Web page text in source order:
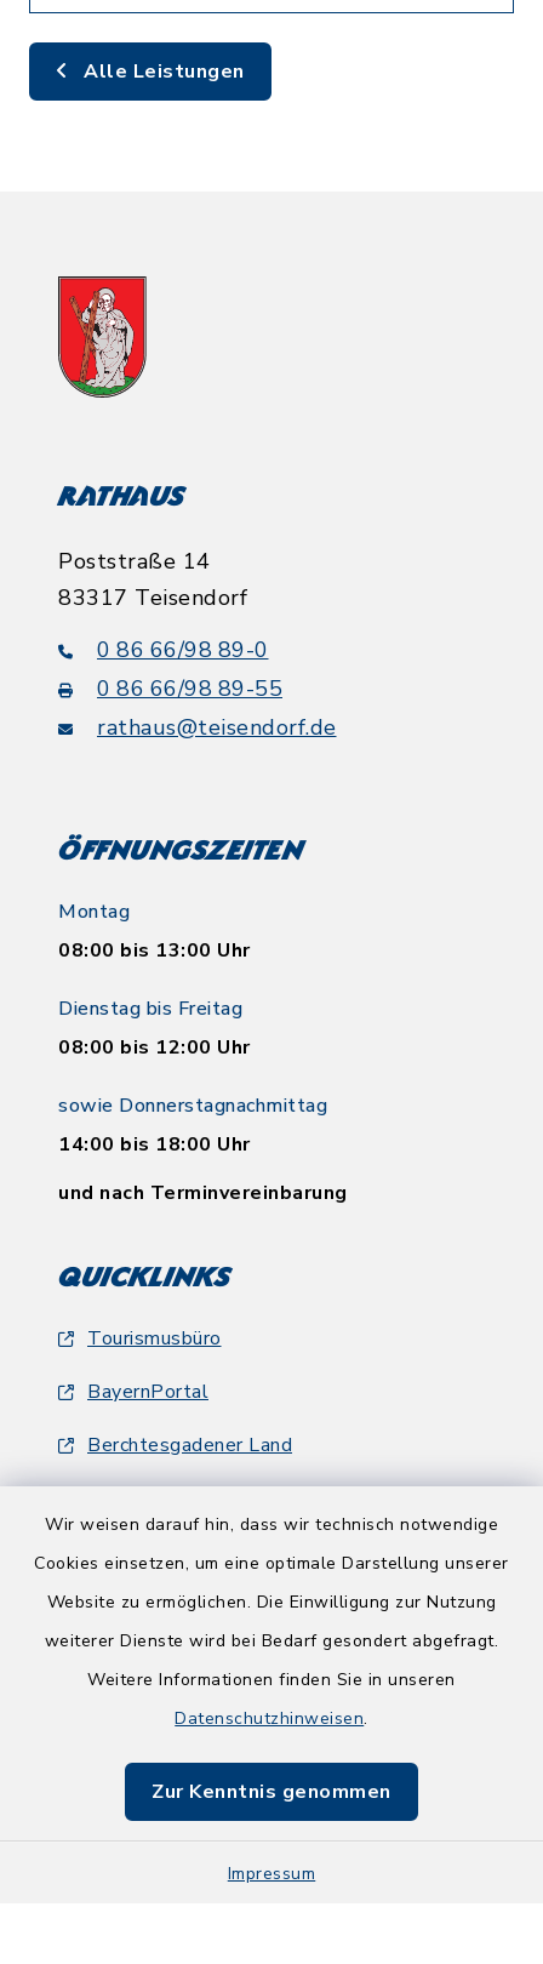
Wir weisen darauf hin, dass wir technisch notwendige
Cookies einsetzen, um eine optimale Darstellung unserer
Website zu ermöglichen. Die Einwilligung zur Nutzung
weiterer Dienste wird bei Bedarf gesondert abgefragt.
Weitere Informationen finden Sie in unseren
Datenschutzhinweisen.
Zur Kenntnis genommen
Impressum
Alle Leistungen
Rathaus
Poststraße 14
83317 Teisendorf
0 86 66/98 89-0
0 86 66/98 89-55
rathaus@teisendorf.de
Öffnungszeiten
Montag
08:00 bis 13:00 Uhr
Dienstag bis Freitag
08:00 bis 12:00 Uhr
sowie Donnerstagnachmittag
14:00 bis 18:00 Uhr
und nach Terminvereinbarung
Quicklinks
Tourismusbüro
BayernPortal
Berchtesgadener Land
Barrierefreiheit
Impressum
Sitemap